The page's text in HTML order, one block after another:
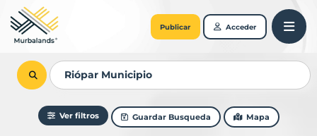
Publicar Acceder
Ver filtros Guardar Busqueda Mapa